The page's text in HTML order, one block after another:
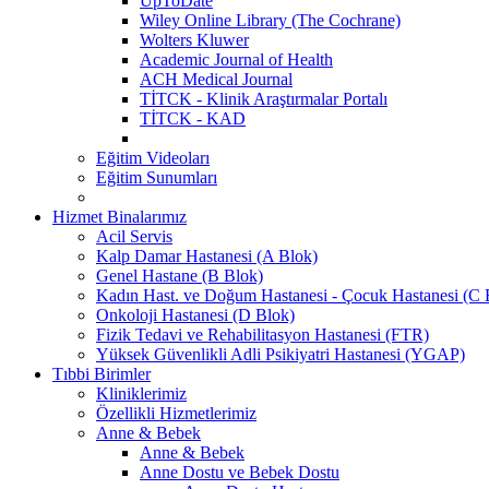
Wiley Online Library (The Cochrane)
Wolters Kluwer
Academic Journal of Health
ACH Medical Journal
TİTCK - Klinik Araştırmalar Portalı
TİTCK - KAD
Eğitim Videoları
Eğitim Sunumları
Hizmet Binalarımız
Acil Servis
Kalp Damar Hastanesi (A Blok)
Genel Hastane (B Blok)
Kadın Hast. ve Doğum Hastanesi - Çocuk Hastanesi (C
Onkoloji Hastanesi (D Blok)
Fizik Tedavi ve Rehabilitasyon Hastanesi (FTR)
Yüksek Güvenlikli Adli Psikiyatri Hastanesi (YGAP)
Tıbbi Birimler
Kliniklerimiz
Özellikli Hizmetlerimiz
Anne & Bebek
Anne & Bebek
Anne Dostu ve Bebek Dostu